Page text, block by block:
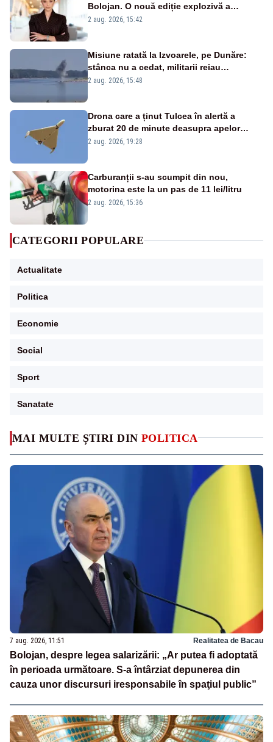
MAI MULTE ȘTIRI DIN POLITICA
7 aug. 2026, 11:51 Realitatea de Bacau
Bolojan, despre legea salarizării: „Ar putea fi adoptată
în perioada următoare. S-a întârziat depunerea din
cauza unor discursuri iresponsabile în spaţiul public”
Bolojan. O nouă ediție explozivă a
emisiunii „Miza Zilei” la Realitatea PLUS
2 aug. 2026, 15:42
Misiune ratată la Izvoarele, pe Dunăre:
stânca nu a cedat, militarii reiau
detonările luni – VIDEO
2 aug. 2026, 15:48
Drona care a ținut Tulcea în alertă a
zburat 20 de minute deasupra apelor
României. Au fost ridicate două F-16
2 aug. 2026, 19:28
Carburanții s-au scumpit din nou,
motorina este la un pas de 11 lei/litru
2 aug. 2026, 15:36
CATEGORII POPULARE
Actualitate
Politica
Economie
Social
Sport
Sanatate